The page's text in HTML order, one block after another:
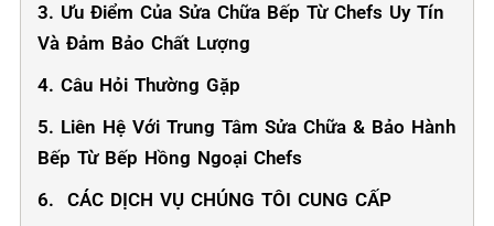
3. Ưu Điểm Của Sửa Chữa Bếp Từ Chefs Uy Tín
Và Đảm Bảo Chất Lượng
4. Câu Hỏi Thường Gặp
5. Liên Hệ Với Trung Tâm Sửa Chữa & Bảo Hành
Bếp Từ Bếp Hồng Ngoại Chefs
6. ️ CÁC DỊCH VỤ CHÚNG TÔI CUNG CẤP